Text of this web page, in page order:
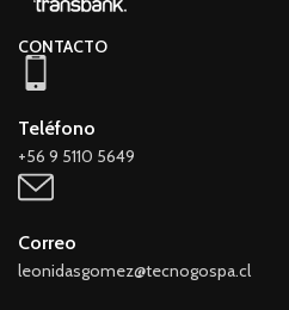
CONTACTO
Teléfono
+56 9 5110 5649
Correo
leonidasgomez@tecnogospa.cl